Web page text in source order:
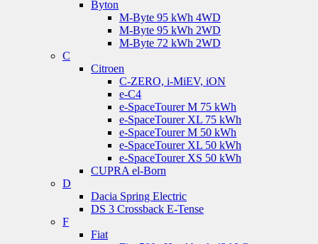
Byton
M-Byte 95 kWh 4WD
M-Byte 95 kWh 2WD
M-Byte 72 kWh 2WD
C
Citroen
C-ZERO, i-MiEV, iON
e-C4
e-SpaceTourer M 75 kWh
e-SpaceTourer XL 75 kWh
e-SpaceTourer M 50 kWh
e-SpaceTourer XL 50 kWh
e-SpaceTourer XS 50 kWh
CUPRA el-Born
D
Dacia Spring Electric
DS 3 Crossback E-Tense
F
Fiat